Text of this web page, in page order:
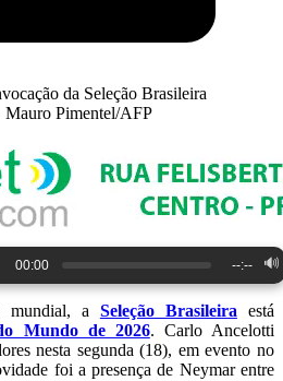
da Seleção Brasileira
Mauro Pimentel/AFP
00:00 --:-- 🔊
mundial, a Seleção Brasileira está
Mundo de 2026. Carlo Ancelotti
nesta segunda (18), em evento no
foi a presença de Neymar entre